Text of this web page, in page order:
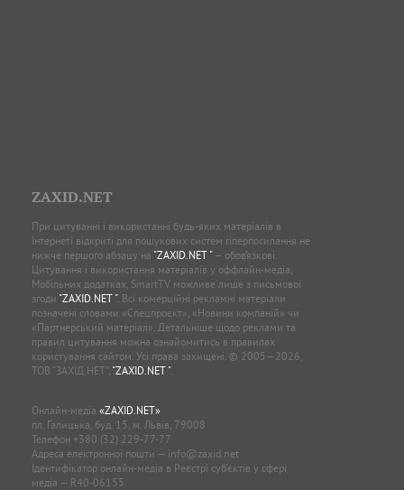
ZAXID.NET
При цитуванні і використанні будь-яких матеріалів в
Інтернеті відкриті для пошукових систем гіперпосилання не
нижче першого абзацу на "ZAXID.NET "— обов’язкові.
Цитування і використання матеріалів у оффлайн-медіа,
Мобільних додатках, SmartTV можливе лише з письмової
згоди "ZAXID.NET ". Всі комерційні рекламні матеріали
позначені словами «Спецпроєкт», «Новини компаній» чи
«Партнерський матеріал». Детальніше щодо реклами та
правил цитування можна ознайомитись в правилах
користування сайтом. Усі права захищені. © 2005—2026,
ТОВ “ЗАХІД.НЕТ”, "ZAXID.NET ".
Онлайн-медіа «ZAXID.NET»
пл. Галицька, буд. 15, м. Львів, 79008
Телефон +380 (32) 229-77-77
Адреса електронної пошти — info@zaxid.net
Ідентифікатор онлайн-медіа в Реєстрі суб'єктів у сфері
медіа — R40-06155